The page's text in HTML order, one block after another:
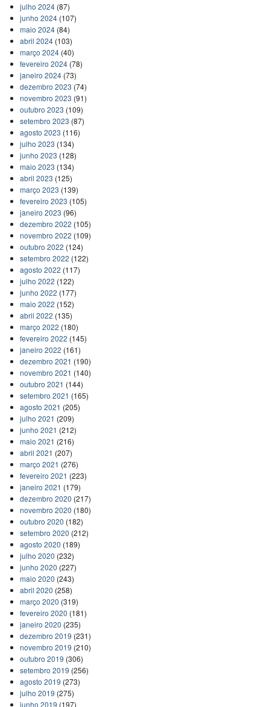
julho 2024(87)
junho 2024(107)
maio 2024(84)
abril 2024(103)
março 2024(40)
fevereiro 2024(78)
janeiro 2024(73)
dezembro 2023 (74)
novembro 2023 (91)
outubro 2023 (109)
setembro 2023 (87)
agosto 2023 (116)
julho 2023 (134)
junho 2023 (128)
maio 2023 (134)
abril 2023 (125)
março 2023 (139)
fevereiro 2023 (105)
janeiro 2023 (96)
dezembro 2022 (105)
novembro 2022 (109)
outubro 2022 (124)
setembro 2022 (122)
agosto 2022 (117)
julho 2022 (122)
junho 2022 (177)
maio 2022 (152)
abril 2022 (135)
março 2022 (180)
fevereiro 2022 (145)
janeiro 2022 (161)
dezembro 2021 (190)
novembro 2021 (140)
outubro 2021 (144)
setembro 2021 (165)
agosto 2021 (205)
julho 2021 (209)
junho 2021 (212)
maio 2021 (216)
abril 2021 (207)
março 2021 (276)
fevereiro 2021 (223)
janeiro 2021 (179)
dezembro 2020 (217)
novembro 2020 (180)
outubro 2020 (182)
setembro 2020 (212)
agosto 2020 (189)
julho 2020 (232)
junho 2020 (227)
maio 2020 (243)
abril 2020 (258)
março 2020 (319)
fevereiro 2020 (181)
janeiro 2020 (235)
dezembro 2019 (231)
novembro 2019 (210)
outubro 2019 (306)
setembro 2019 (256)
agosto 2019 (273)
julho 2019 (275)
junho 2019 (197)